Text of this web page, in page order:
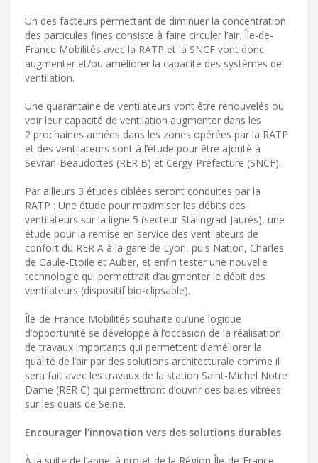
Un des facteurs permettant de diminuer la concentration
des particules fines consiste à faire circuler l’air. Île-de-
France Mobilités avec la RATP et la SNCF vont donc
augmenter et/ou améliorer la capacité des systèmes de
ventilation.
Une quarantaine de ventilateurs vont être renouvelés ou
voir leur capacité de ventilation augmenter dans les
2 prochaines années dans les zones opérées par la RATP
et des ventilateurs sont à l’étude pour être ajouté à
Sevran-Beaudottes (RER B) et Cergy-Préfecture (SNCF).
Par ailleurs 3 études ciblées seront conduites par la
RATP : Une étude pour maximiser les débits des
ventilateurs sur la ligne 5 (secteur Stalingrad-Jaurès), une
étude pour la remise en service des ventilateurs de
confort du RER A à la gare de Lyon, puis Nation, Charles
de Gaule-Etoile et Auber, et enfin tester une nouvelle
technologie qui permettrait d’augmenter le débit des
ventilateurs (dispositif bio-clipsable).
Île-de-France Mobilités souhaite qu’une logique
d’opportunité se développe à l’occasion de la réalisation
de travaux importants qui permettent d’améliorer la
qualité de l’air par des solutions architecturale comme il
sera fait avec les travaux de la station Saint-Michel Notre
Dame (RER C) qui permettront d’ouvrir des baies vitrées
sur les quais de Seine.
Encourager l’innovation vers des solutions durables
À la suite de l’appel à projet de la Région Île-de-France